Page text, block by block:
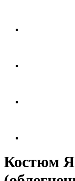
Костюм